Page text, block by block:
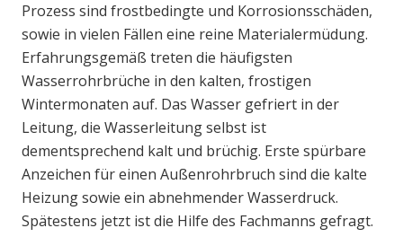
Prozess sind frostbedingte und Korrosionsschäden,
sowie in vielen Fällen eine reine Materialermüdung.
Erfahrungsgemäß treten die häufigsten
Wasserrohrbrüche in den kalten, frostigen
Wintermonaten auf. Das Wasser gefriert in der
Leitung, die Wasserleitung selbst ist
dementsprechend kalt und brüchig. Erste spürbare
Anzeichen für einen Außenrohrbruch sind die kalte
Heizung sowie ein abnehmender Wasserdruck.
Spätestens jetzt ist die Hilfe des Fachmanns gefragt.